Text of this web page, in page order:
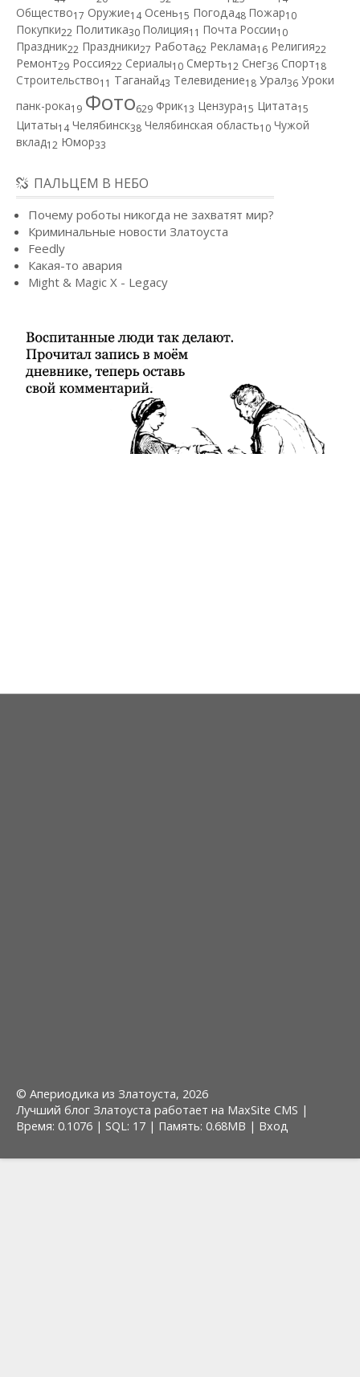
Общество17 Оружие14 Осень15 Погода48 Пожар10
Покупки22 Политика30 Полиция11 Почта России10
Праздник22 Праздники27 Работа62 Реклама16 Религия22
Ремонт29 Россия22 Сериалы10 Смерть12 Снег36 Спорт18
Строительство11 Таганай43 Телевидение18 Урал36 Уроки
панк-рока19 Фото629 Фрик13 Цензура15 Цитата15
Цитаты14 Челябинск38 Челябинская область10 Чужой
вклад12 Юмор33
ПАЛЬЦЕМ В НЕБО
Почему роботы никогда не захватят мир?
Криминальные новости Златоуста
Feedly
Какая-то авария
Might & Magic X - Legacy
© Апериодика из Златоуста, 2026
Лучший блог Златоуста работает на MaxSite CMS |
Время: 0.1076 | SQL: 17 | Память: 0.68MB | Вход